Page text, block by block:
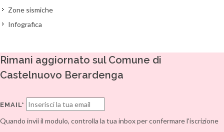
Zone sismiche
Infografica
Rimani aggiornato sul Comune di
Castelnuovo Berardenga
EMAIL*
Quando invii il modulo, controlla la tua inbox per confermare l'iscrizione